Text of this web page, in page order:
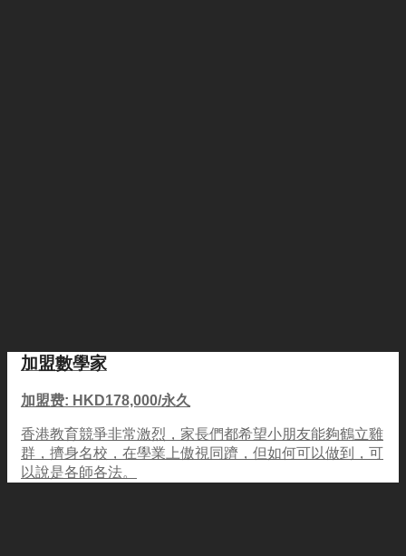
加盟數學家
加盟费: HKD178,000/永久
香港教育競爭非常激烈，家長們都希望小朋友能夠鶴立雞
群，擠身名校，在學業上傲視同躋，但如何可以做到，可
以說是各師各法。